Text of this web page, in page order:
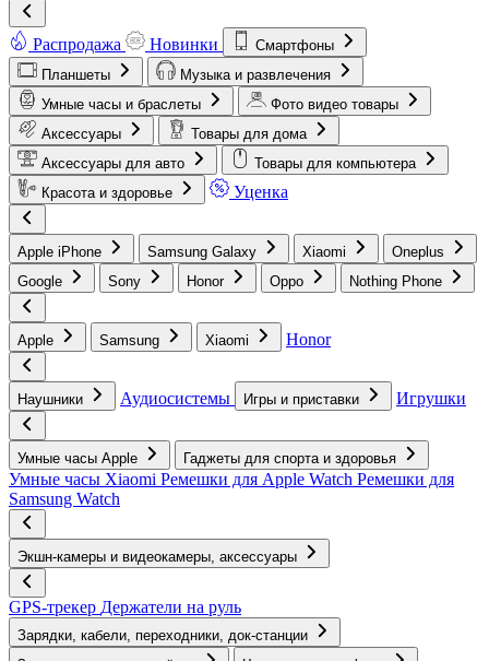
Распродажа Новинки
Смартфоны
Планшеты
Музыка и развлечения
Умные часы и браслеты
Фото видео товары
Аксессуары
Товары для дома
Аксессуары для авто
Товары для компьютера
Красота и здоровье
Уценка
Apple iPhone Samsung Galaxy Xiaomi
Oneplus
Google
Sony Honor Oppo Nothing Phone
Apple Samsung Xiaomi Honor
Наушники Аудиосистемы Игры и приставки Игрушки
Умные часы Apple Гаджеты для спорта и здоровья
Умные часы Xiaomi Ремешки для Apple Watch Ремешки для
Samsung Watch
Экшн-камеры и видеокамеры, аксессуары
GPS-трекер Держатели на руль
Зарядки, кабели, переходники, док-станции